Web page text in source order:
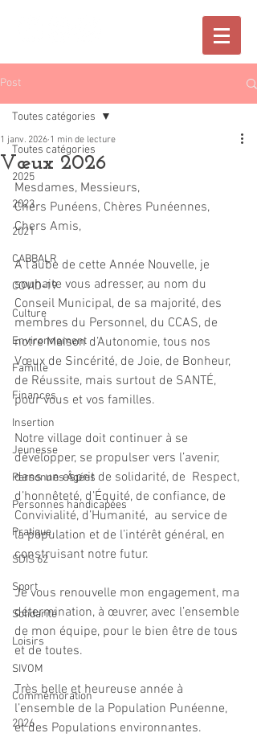
Post
Toutes catégories
2025
2023
2021
CABBALR
COVID-19
Culture
Environnement
Famille
Finances
Insertion
Jeunesse
Personnes Âgées
Personnes handicapées
Pratique
SDIS 62
Sport
Solidarité
Loisirs
SIVOM
Commémoration
2026
Toutes catégories
Vœux 2026
1 janv. 2026 1 min de lecture
Mesdames, Messieurs,
Chers Punéens, Chères Punéennes,
Chers Amis,
A l’aube de cette Année Nouvelle, je
souhaite vous adresser, au nom du
Conseil Municipal, de sa majorité, des
membres du Personnel, du CCAS, de
notre Maison d’Autonomie, tous nos
Vœux de Sincérité, de Joie, de Bonheur,
de Réussite, mais surtout de SANTÉ,
pour vous et vos familles.
Notre village doit continuer à se
développer, se propulser vers l’avenir,
dans un esprit de solidarité, de  Respect,
d’honnêteté, d’Équité, de confiance, de
Convivialité, d’Humanité,  au service de
la population et de l’intérêt général, en
construisant notre futur.
Je vous renouvelle mon engagement, ma
détermination, à œuvrer, avec l’ensemble
de mon équipe, pour le bien être de tous
et de toutes.
Très belle et heureuse année à
l’ensemble de la Population Punéenne,
et des Populations environnantes.